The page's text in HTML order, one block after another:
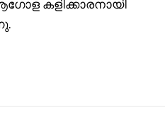
കളിക്കാരനായി